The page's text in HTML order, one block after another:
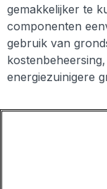
gemakkelijker te
componenten
gebruik van
energiezuinigere